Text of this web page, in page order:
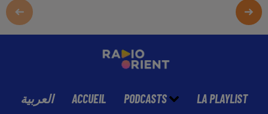
العربية ACCUEIL PODCASTS LA PLAYLIST